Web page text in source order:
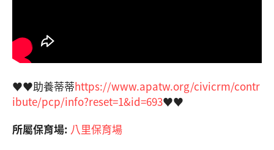
♥️♥️助養蒂蒂https://www.apatw.org/civicrm/contr
ibute/pcp/info?reset=1&id=693♥️♥️
所屬保育場: 八里保育場